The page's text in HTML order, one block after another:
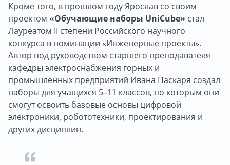
Кроме того, в прошлом году Ярослав со своим
проектом «Обучающие наборы UniCube» стал
Лауреатом II степени Российского научного
конкурса в номинации «Инженерные проекты».
Автор под руководством старшего преподавателя
кафедры электроснабжения горных и
промышленных предприятий Ивана Паскаря создал
наборы для учащихся 5–11 классов, по которым они
смогут освоить базовые основы цифровой
электроники, робототехники, проектирования и
других дисциплин.